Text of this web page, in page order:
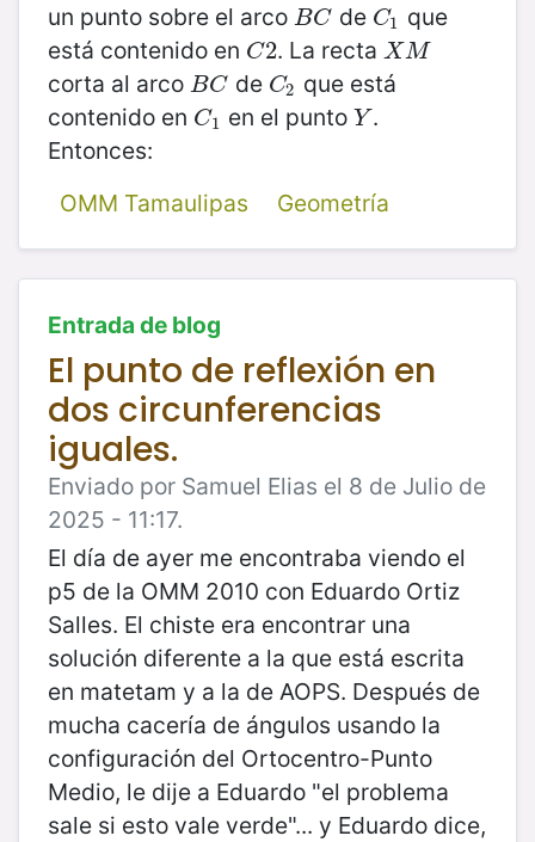
un punto sobre el arco BC
BC de C1
C1 que
está contenido en C2
C2. La recta X M
XM
corta al arco BC
BC de C2
C2 que está
contenido en C1
C1 en el puntoY
Y.
Entonces:
OMM Tamaulipas
Geometría
Entrada de blog
El punto de reflexión en
dos circunferencias
iguales.
Enviado por Samuel Elias el 8 de Julio de
2025 - 11:17.
El día de ayer me encontraba viendo el
p5 de la OMM 2010 con Eduardo Ortiz
Salles. El chiste era encontrar una
solución diferente a la que está escrita
en matetam y a la de AOPS. Después de
mucha cacería de ángulos usando la
configuración del Ortocentro-Punto
Medio, le dije a Eduardo "el problema
sale si esto vale verde"... y Eduardo dice,